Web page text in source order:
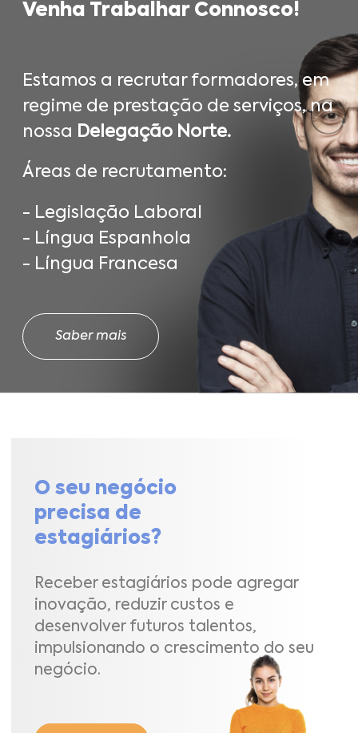
Venha Trabalhar Connosco!
Estamos a recrutar formadores, em
regime de prestação de serviços, na
nossa Delegação Norte.
Áreas de recrutamento:
- Legislação Laboral
- Língua Espanhola
- Língua Francesa
Saber mais
O seu negócio
precisa de
estagiários?
Receber estagiários pode agregar
inovação, reduzir custos e
desenvolver futuros talentos,
impulsionando o crescimento do seu
negócio.